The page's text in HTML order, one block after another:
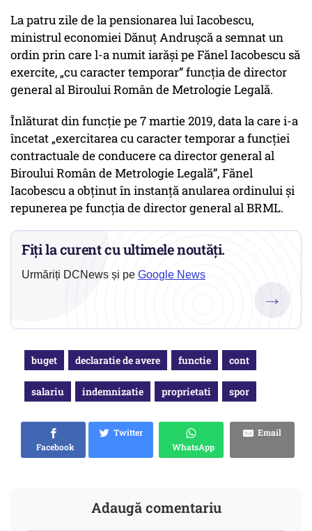
La patru zile de la pensionarea lui Iacobescu,
ministrul economiei Dănuț Andrușcă a semnat un
ordin prin care l-a numit iarăși pe Fănel Iacobescu să
exercite, „cu caracter temporar” funcția de director
general al Biroului Român de Metrologie Legală.
Înlăturat din funcție pe 7 martie 2019, data la care i-a
încetat „exercitarea cu caracter temporar a funcției
contractuale de conducere ca director general al
Biroului Român de Metrologie Legală”, Fănel
Iacobescu a obținut în instanță anularea ordinului și
repunerea pe funcția de director general al BRML.
Fiți la curent cu ultimele noutăți.
Urmăriți DCNews și pe Google News
→
buget declaratie de avere functie cont
salariu indemnizatie proprietati spor
Facebook
Twitter
WhatsApp
Email
Adaugă comentariu